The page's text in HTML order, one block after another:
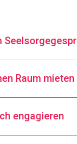
Raum mieten
engagieren